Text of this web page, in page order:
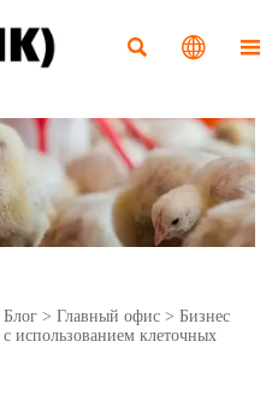
  
Блог> Главный офис> Бизнес
использованием клеточных